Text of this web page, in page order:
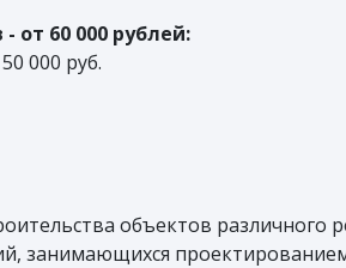
от 60 000 рублей:
000 руб.
объектов
занимающихся